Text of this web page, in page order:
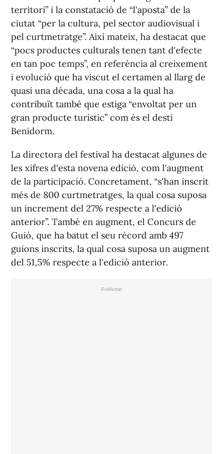
territori” i la constatació de “l'aposta” de la
ciutat “per la cultura, pel sector audiovisual i
pel curtmetratge”. Així mateix, ha destacat que
“pocs productes culturals tenen tant d'efecte
en tan poc temps”, en referència al creixement
i evolució que ha viscut el certamen al llarg de
quasi una dècada, una cosa a la qual ha
contribuït també que estiga “envoltat per un
gran producte turístic” com és el destí
Benidorm.
La directora del festival ha destacat algunes de
les xifres d'esta novena edició, com l'augment
de la participació. Concretament, “s'han inscrit
més de 800 curtmetratges, la qual cosa suposa
un increment del 27% respecte a l'edició
anterior”. També en augment, el Concurs de
Guió, que ha batut el seu rècord amb 497
guions inscrits, la qual cosa suposa un augment
del 51,5% respecte a l'edició anterior.